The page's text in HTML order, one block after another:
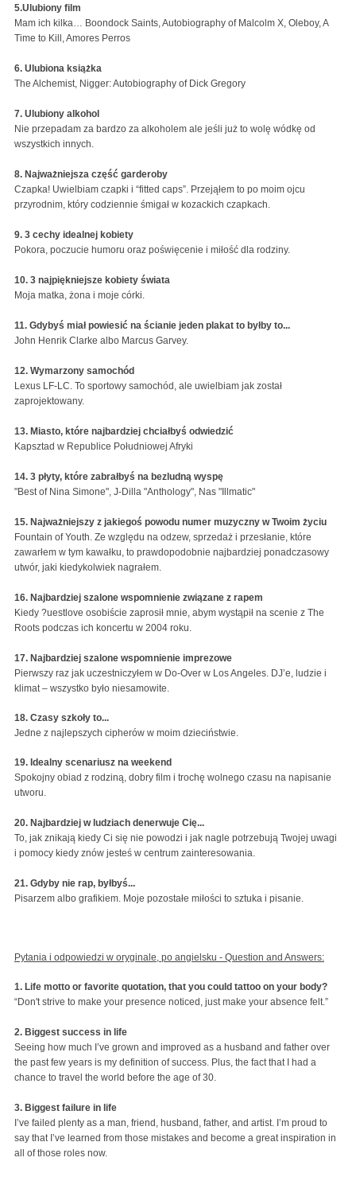
5.Ulubiony film
Mam ich kilka… Boondock Saints, Autobiography of Malcolm X, Oleboy, A
Time to Kill, Amores Perros
6. Ulubiona książka
The Alchemist, Nigger: Autobiography of Dick Gregory
7. Ulubiony alkohol
Nie przepadam za bardzo za alkoholem ale jeśli już to wolę wódkę od
wszystkich innych.
8. Najważniejsza część garderoby
Czapka! Uwielbiam czapki i “fitted caps”. Przejąłem to po moim ojcu
przyrodnim, który codziennie śmigał w kozackich czapkach.
9. 3 cechy idealnej kobiety
Pokora, poczucie humoru oraz poświęcenie i miłość dla rodziny.
10. 3 najpiękniejsze kobiety świata
Moja matka, żona i moje córki.
11. Gdybyś miał powiesić na ścianie jeden plakat to byłby to...
John Henrik Clarke albo Marcus Garvey.
12. Wymarzony samochód
Lexus LF-LC. To sportowy samochód, ale uwielbiam jak został
zaprojektowany.
13. Miasto, które najbardziej chciałbyś odwiedzić
Kapsztad w Republice Południowej Afryki
14. 3 płyty, które zabrałbyś na bezludną wyspę
"Best of Nina Simone", J-Dilla "Anthology", Nas "Illmatic"
15. Najważniejszy z jakiegoś powodu numer muzyczny w Twoim życiu
Fountain of Youth. Ze względu na odzew, sprzedaż i przesłanie, które
zawarłem w tym kawałku, to prawdopodobnie najbardziej ponadczasowy
utwór, jaki kiedykolwiek nagrałem.
16. Najbardziej szalone wspomnienie związane z rapem
Kiedy ?uestlove osobiście zaprosił mnie, abym wystąpił na scenie z The
Roots podczas ich koncertu w 2004 roku.
17. Najbardziej szalone wspomnienie imprezowe
Pierwszy raz jak uczestniczyłem w Do-Over w Los Angeles. DJ’e, ludzie i
klimat – wszystko było niesamowite.
18. Czasy szkoły to...
Jedne z najlepszych cipherów w moim dzieciństwie.
19. Idealny scenariusz na weekend
Spokojny obiad z rodziną, dobry film i trochę wolnego czasu na napisanie
utworu.
20. Najbardziej w ludziach denerwuje Cię...
To, jak znikają kiedy Ci się nie powodzi i jak nagle potrzebują Twojej uwagi
i pomocy kiedy znów jesteś w centrum zainteresowania.
21. Gdyby nie rap, byłbyś...
Pisarzem albo grafikiem. Moje pozostałe miłości to sztuka i pisanie.
Pytania i odpowiedzi w oryginale, po angielsku - Question and Answers:
1. Life motto or favorite quotation, that you could tattoo on your body?
“Don't strive to make your presence noticed, just make your absence felt.”
2. Biggest success in life
Seeing how much I’ve grown and improved as a husband and father over
the past few years is my definition of success. Plus, the fact that I had a
chance to travel the world before the age of 30.
3. Biggest failure in life
I’ve failed plenty as a man, friend, husband, father, and artist. I’m proud to
say that I’ve learned from those mistakes and become a great inspiration in
all of those roles now.